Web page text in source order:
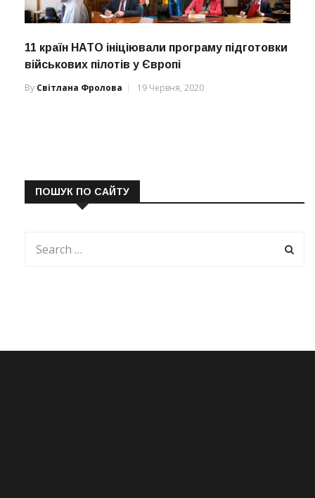
11 країн НАТО ініціювали програму підготовки
військових пілотів у Європі
By Світлана Фролова 19 Червня, 2020
ПОШУК ПО САЙТУ